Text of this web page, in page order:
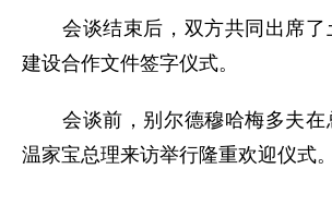
会谈结束后，双方共同出席了
建设合作文件签字仪式。
会谈前，别尔德穆哈梅多夫在
温家宝总理来访举行隆重欢迎仪式。